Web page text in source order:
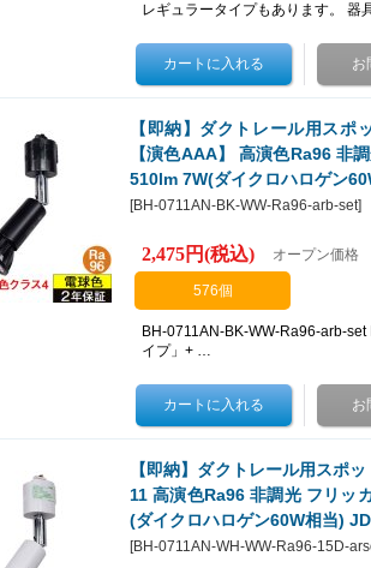
レギュラータイプもあります。 器
【即納】ダクトレール用スポ
【演色AAA】 高演色Ra96 非
510lm 7W(ダイクロハロゲン
[BH-0711AN-BK-WW-Ra96-arb-set]
2,475円(税込) オープン価格
576個
BH-0711AN-BK-WW-Ra96-arb-
イプ」+ …
【即納】ダクトレール用スポ
11 高演色Ra96 非調光 フリッ
(ダイクロハロゲン60W相当)
[BH-0711AN-WH-WW-Ra96-15D-